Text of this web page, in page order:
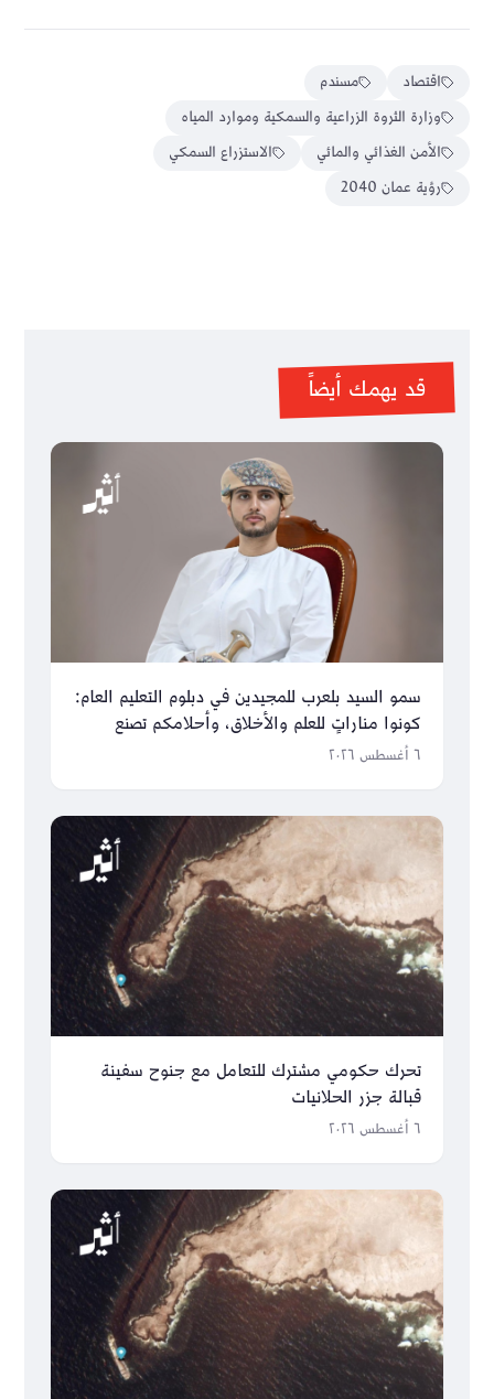
اقتصاد
مسندم
وزارة الثروة الزراعية والسمكية وموارد المياه
الأمن الغذائي والمائي
الاستزراع السمكي
رؤية عمان 2040
قد يهمك أيضاً
سمو السيد بلعرب للمجيدين في دبلوم التعليم العام:
كونوا مناراتٍ للعلم والأخلاق، وأحلامكم تصنع
مستقبل عُمان
٦ أغسطس ٢٠٢٦
تحرك حكومي مشترك للتعامل مع جنوح سفينة
قبالة جزر الحلانيات
٦ أغسطس ٢٠٢٦